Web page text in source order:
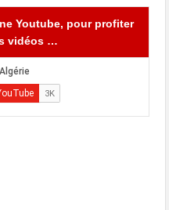
Youtube, pour profiter
vidéos …